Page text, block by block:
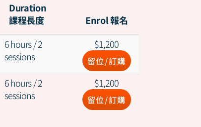
Duration
課程長度
Enrol 報名
6 hours / 2
sessions
$1,200
留位/訂購
6 hours / 2
sessions
$1,200
留位/訂購